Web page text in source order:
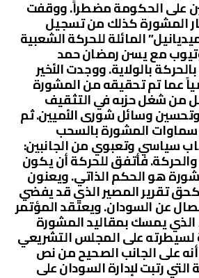
على الحكومة مضطراً. ووقفت
المشورة كذلك من تسجيل
المائلة للحركة الشعبية
مع يسن رمضان حمد
بالولاية. ووجدت الأخير
عما تم تحقيقه من المشورة
من شغل حزبه في التثقيف
وسائل شورى الأميين. ثم
المشورة بالسحب
سياسي وتعبوي من الجانبين:
والحركة. فأتفق للحركة أن يكون
هو الحكم الذاتي. ويعنون
تقرير المصير الذي قد يفضي
عن السودان. ويعتقد المؤتمر
الذي يمسك بمقاليد المشورة
لسيطرته على المجلس التشريعي
أنه على الجانب الصحيح من نص
التي رتبت لإدارة السودان على